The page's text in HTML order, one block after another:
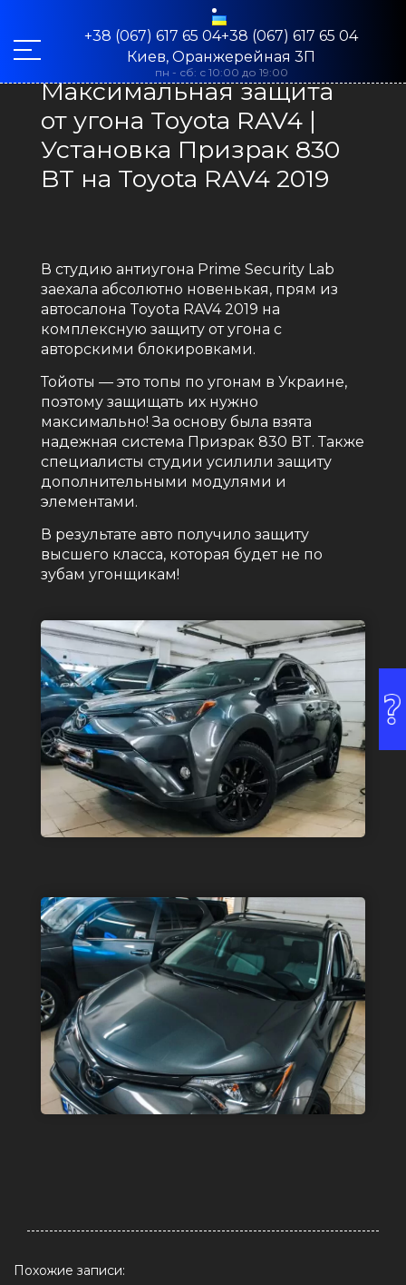
+38 (067) 617 65 04+38 (067) 617 65 04
Киев, Оранжерейная 3П
пн - сб: с 10:00 до 19:00
Максимальная защита
от угона Toyota RAV4 |
Установка Призрак 830
BT на Toyota RAV4 2019
В студию антиугона Prime Security Lab
заехала абсолютно новенькая, прям из
автосалона Toyota RAV4 2019 на
комплексную защиту от угона с
авторскими блокировками.
Тойоты — это топы по угонам в Украине,
поэтому защищать их нужно
максимально! За основу была взята
надежная система Призрак 830 BT. Также
специалисты студии усилили защиту
дополнительными модулями и
элементами.
В результате авто получило защиту
высшего класса, которая будет не по
зубам угонщикам!
Похожие записи: